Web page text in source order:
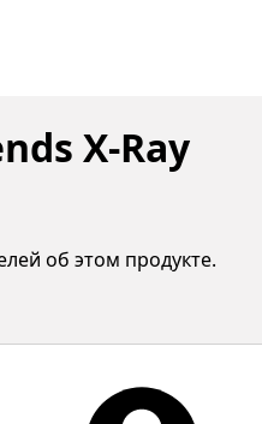
X-Ray
об этом продукте.